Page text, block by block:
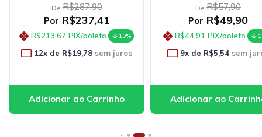
De R$57,90
Por R$49,90
R$44,91 PIX/boleto 10%
9x de R$5,54sem juros
De R$298,90
PorR$246,91
R$222,22 PIX/boleto
12x de R$20,58sem